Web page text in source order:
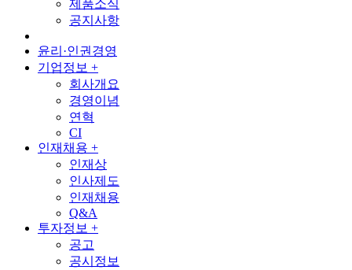
제품소식
공지사항
윤리·인권경영
기업정보 +
회사개요
경영이념
연혁
CI
인재채용 +
인재상
인사제도
인재채용
Q&A
투자정보 +
공고
공시정보